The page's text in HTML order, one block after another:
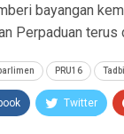
bayangan
Perpaduan terus
PRU16
Twitter